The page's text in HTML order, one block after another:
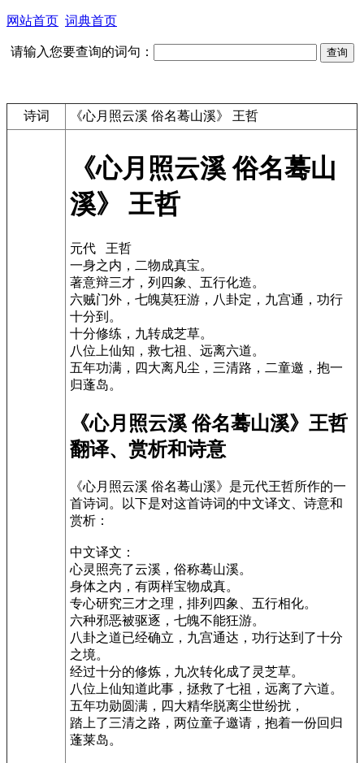
网站首页 词典首页
请输入您要查询的词句：
诗词 《心月照云溪 俗名蓦山溪》 王哲
《心月照云溪 俗名蓦山
溪》 王哲
元代 王哲
一身之内，二物成真宝。
著意辩三才，列四象、五行化造。
六贼门外，七魄莫狂游，八卦定，九宫通，功行
十分到。
十分修练，九转成芝草。
八位上仙知，救七祖、远离六道。
五年功满，四大离凡尘，三清路，二童邀，抱一
归蓬岛。
《心月照云溪 俗名蓦山溪》王哲
翻译、赏析和诗意
《心月照云溪 俗名蓦山溪》是元代王哲所作的一
首诗词。以下是对这首诗词的中文译文、诗意和
赏析：
中文译文：
心灵照亮了云溪，俗称蓦山溪。
身体之内，有两样宝物成真。
专心研究三才之理，排列四象、五行相化。
六种邪恶被驱逐，七魄不能狂游。
八卦之道已经确立，九宫通达，功行达到了十分
之境。
经过十分的修炼，九次转化成了灵芝草。
八位上仙知道此事，拯救了七祖，远离了六道。
五年功勋圆满，四大精华脱离尘世纷扰，
踏上了三清之路，两位童子邀请，抱着一份回归
蓬莱岛。